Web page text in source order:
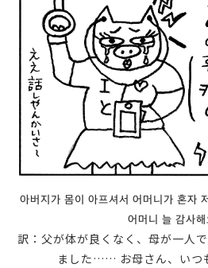
아버지가 몸이 아프셔서 어머니가 혼자
어머니 늘 감사
訳：父が体が良くなく、母が一人
ました…… お母さん、い